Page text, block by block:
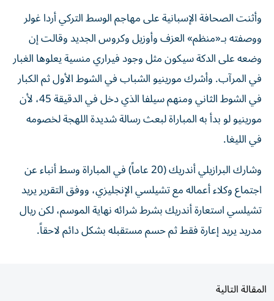
وأثنت الصحافة الإسبانية على مهاجم الوسط التركي أردا غولر
ووصفته بـ«منظم» العزف وأوزيل وكروس الجديد وقالت إن
وضعه على الدكة سيكون مثل وجود فيراري منسية يعلوها الغبار
في المرآب. وأشرك مورينيو الشباب في الشوط الأول ثم الكبار
في الشوط الثاني ومنهم سيلفا الذي دخل في الدقيقة 45، لأن
مورينيو لو بدأ به المباراة لبعث رسالة شديدة اللهجة لخصومه
في الليغا.
وشارك البرازيلي أندريك (20 عاماً) في المباراة وسط أنباء عن
اجتماع وكلاء أعماله مع تشيلسي الإنجليزي، ووفق التقرير يريد
تشيلسي استعارة أندريك بشرط شرائه نهاية الموسم، لكن ريال
مدريد يريد إعارة فقط ثم حسم مستقبله بشكل دائم لاحقاً.
المقالة التالية